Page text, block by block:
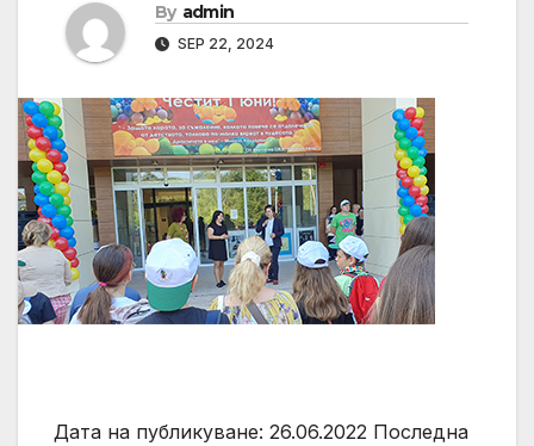
By admin
SEP 22, 2024
Дата на публикуване: 26.06.2022 Последна